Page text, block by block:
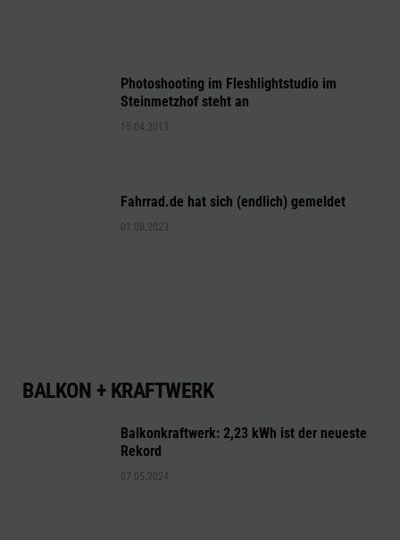
Photoshooting im Fleshlightstudio im
Steinmetzhof steht an
15.04.2013
Fahrrad.de hat sich (endlich) gemeldet
01.08.2023
BALKON + KRAFTWERK
Balkonkraftwerk: 2,23 kWh ist der neueste
Rekord
07.05.2024